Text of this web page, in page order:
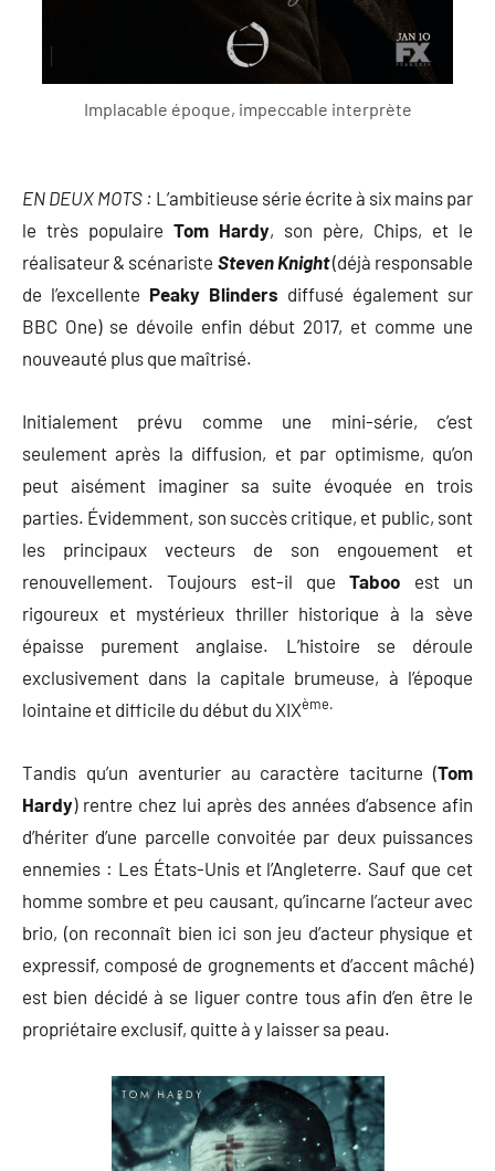
Implacable époque, impeccable interprète
EN DEUX MOTS : L’ambitieuse série écrite à six mains par
le très populaire Tom Hardy, son père, Chips, et le
réalisateur & scénariste Steven Knight(déjà responsable
de l’excellente Peaky Blinders diffusé également sur
BBC One) se dévoile enfin début 2017, et comme une
nouveauté plus que maîtrisé.
Initialement prévu comme une mini-série, c’est
seulement après la diffusion, et par optimisme, qu’on
peut aisément imaginer sa suite évoquée en trois
parties. Évidemment, son succès critique, et public, sont
les principaux vecteurs de son engouement et
renouvellement. Toujours est-il queTaboo est un
rigoureux et mystérieux thriller historique à la sève
épaisse purement anglaise. L’histoire se déroule
exclusivement dans la capitale brumeuse, à l’époque
lointaine et difficile du début du XIXème.
Tandis qu’un aventurier au caractère taciturne (Tom
Hardy) rentre chez lui après des années d’absence afin
d’hériter d’une parcelle convoitée par deux puissances
ennemies : Les États-Unis et l’Angleterre. Sauf que cet
homme sombre et peu causant, qu’incarne l’acteur avec
brio, (on reconnaît bien ici son jeu d’acteur physique et
expressif, composé de grognements et d’accent mâché)
est bien décidé à se liguer contre tous afin d’en être le
propriétaire exclusif, quitte à y laisser sa peau.